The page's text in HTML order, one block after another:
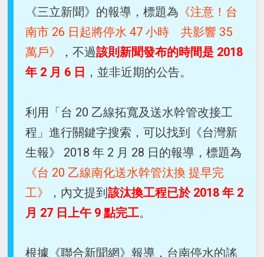
《三立新聞》的報導，標題為 《注意！台
南市 26 日起將停水 47 小時 共影響 35
萬戶》
，不過該則新聞發布的時間是 2018
年 2 月 6 日 ，並非近期的公告。
利用「台 20 乙線拓寬及送水幹管改接工
程」進行關鍵字搜索，可以找到《台灣新
生報》 2018 年 2 月 28 日的報導，標題為
《台 20 乙線南化送水幹管汰換 提早完
工》
，內文提到該汰換工程已於 2018 年 2
月 27 日上午 9 點完工。
根據《聯合新聞網》報導，台南停水的謠